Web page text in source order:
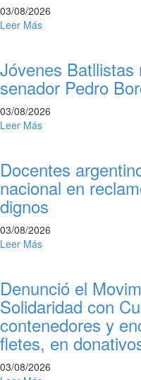
03/08/2026
Leer Más
Jóvenes Batllistas
senador Pedro
03/08/2026
Leer Más
Docentes
nacional en
dignos
03/08/2026
Leer Más
Denunció el
Solidaridad con
contenedores y
fletes, en
03/08/2026